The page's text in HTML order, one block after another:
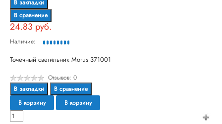
В закладки
В сравнение
24.83 руб.
Наличие:
Точечный светильник Morus 371001
Отзывов: 0
В закладки
В сравнение
В корзину
В корзину